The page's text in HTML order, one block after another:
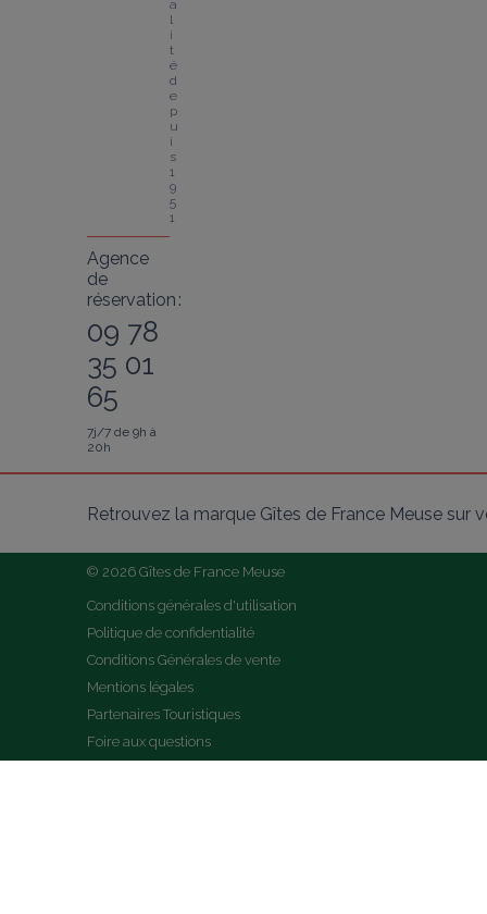
a
l
i
t
é
d
e
p
u
i
s
1
9
5
1
Agence
de
réservation :
09 78
35 01
65
7j/7 de 9h à
20h
Retrouvez la marque Gîtes de France Meuse sur
© 2026 Gîtes de France Meuse
Conditions générales d'utilisation
Politique de confidentialité
Conditions Générales de vente
Mentions légales
Partenaires Touristiques
Foire aux questions